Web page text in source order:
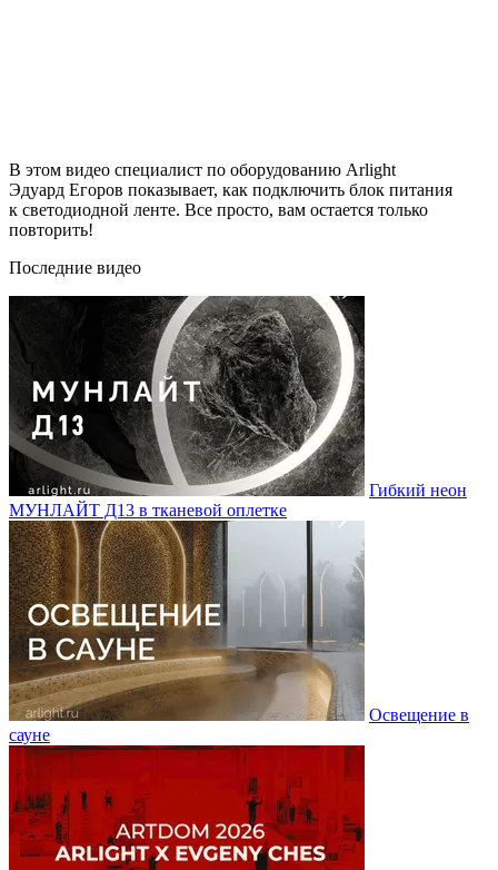
В этом видео специалист по оборудованию Arlight
Эдуард Егоров показывает, как подключить блок питания
к светодиодной ленте. Все просто, вам остается только
повторить!
Последние видео
Гибкий неон
МУНЛАЙТ Д13 в тканевой оплетке
Освещение в
сауне